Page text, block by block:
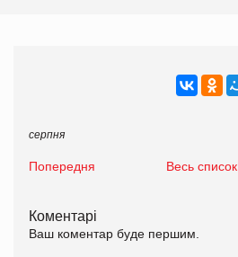
серпня
Попередня Весь список
Коментарі
Ваш коментар буде першим.